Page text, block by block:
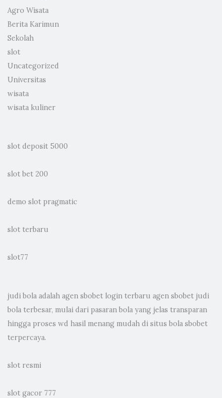
Agro Wisata
Berita Karimun
Sekolah
slot
Uncategorized
Universitas
wisata
wisata kuliner
slot deposit 5000
slot bet 200
demo slot pragmatic
slot terbaru
slot77
judi bola adalah agen sbobet login terbaru agen sbobet judi
bola terbesar, mulai dari pasaran bola yang jelas transparan
hingga proses wd hasil menang mudah di situs bola sbobet
terpercaya.
slot resmi
slot gacor 777